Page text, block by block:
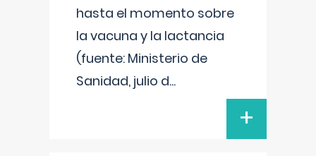
hasta el momento sobre
la vacuna y la lactancia
(fuente: Ministerio de
Sanidad, julio d...
+